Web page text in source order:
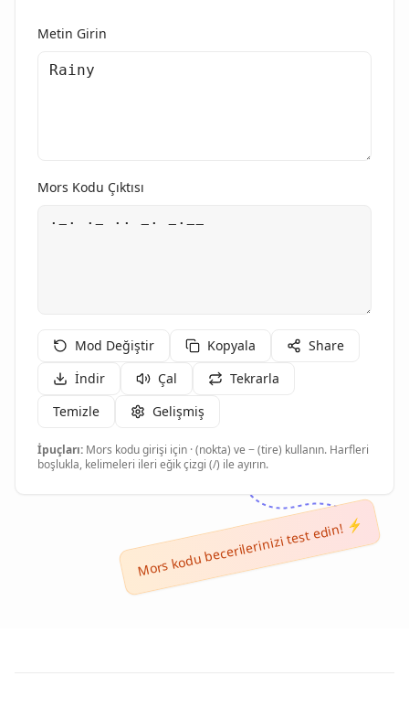
Metin Girin
Mors Kodu Çıktısı
Mod Değiştir Kopyala
Share
İndir
Çal
Tekrarla
Temizle
Gelişmiş
İpuçları: Mors kodu girişi için · (nokta) ve − (tire) kullanın. Harfleri
boşlukla, kelimeleri ileri eğik çizgi (/) ile ayırın.
Mors kodu becerilerinizi test edin! ⚡